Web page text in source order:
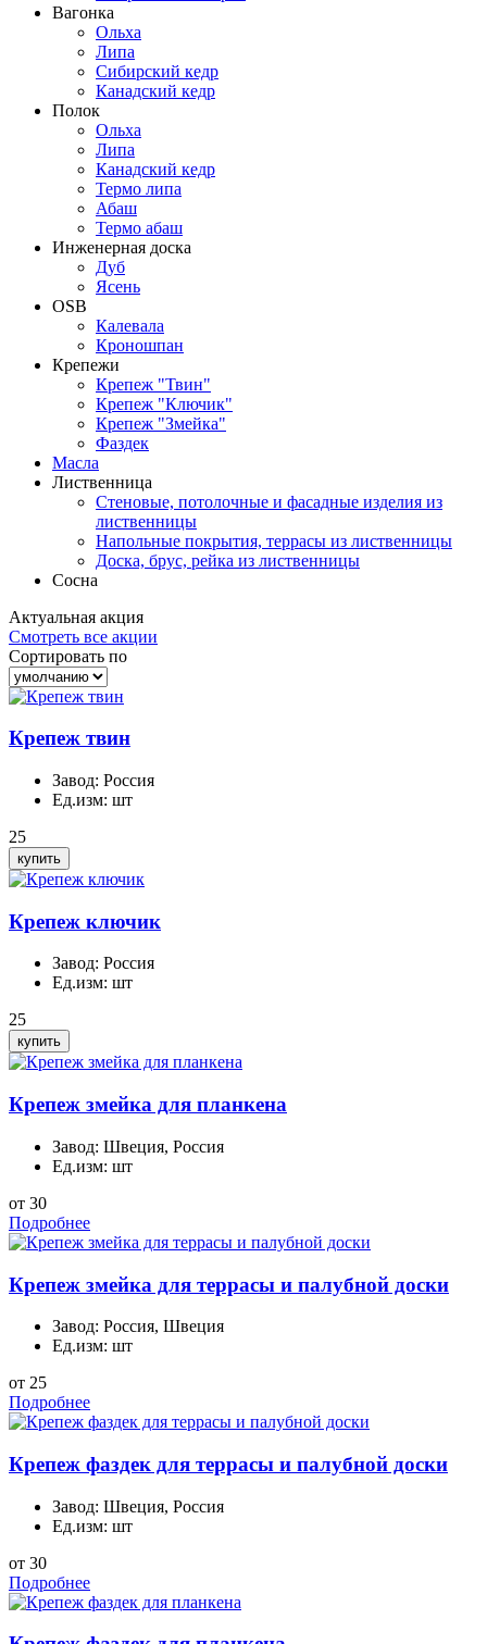
Вагонка
Ольха
Липа
Сибирский кедр
Канадский кедр
Полок
Ольха
Липа
Канадский кедр
Термо липа
Абаш
Термо абаш
Инженерная доска
Дуб
Ясень
OSB
Калевала
Кроношпан
Крепежи
Крепеж "Твин"
Крепеж "Ключик"
Крепеж "Змейка"
Фаздек
Масла
Лиственница
Стеновые, потолочные и фасадные изделия из
лиственницы
Напольные покрытия, террасы из лиственницы
Доска, брус, рейка из лиственницы
Сосна
Актуальная акция
Смотреть все акции
Сортировать по
Крепеж твин
Завод: Россия
Ед.изм: шт
25
Крепеж ключик
Завод: Россия
Ед.изм: шт
25
Крепеж змейка для планкена
Завод: Швеция, Россия
Ед.изм: шт
от 30
Подробнее
Крепеж змейка для террасы и палубной доски
Завод: Россия, Швеция
Ед.изм: шт
от 25
Подробнее
Крепеж фаздек для террасы и палубной доски
Завод: Швеция, Россия
Ед.изм: шт
от 30
Подробнее